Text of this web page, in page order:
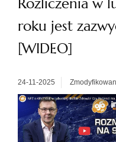
roku jest
[WIDEO]
24-11-2025